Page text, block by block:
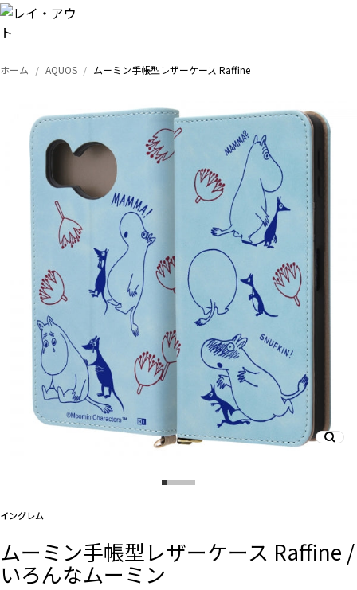
トップ
Xperia
Galaxy
AQUOS
Google
And More
デザインから探す
事業内容
ホーム AQUOS ムーミン手帳型レザーケース Raffine
イングレム
ムーミン手帳型レザーケース Raffine /
いろんなムーミン